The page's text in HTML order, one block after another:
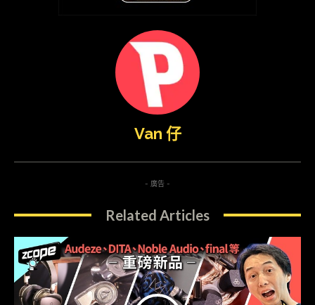
Van 仔
- 廣告 -
Related Articles